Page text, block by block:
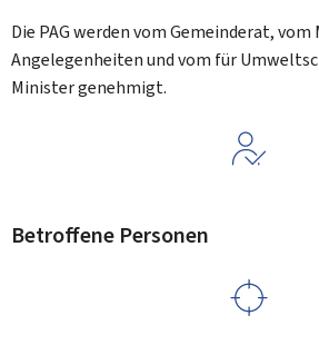
Die PAG werden vom Gemeinderat,
Angelegenheiten und vom für
Minister genehmigt.
Betroffene Personen